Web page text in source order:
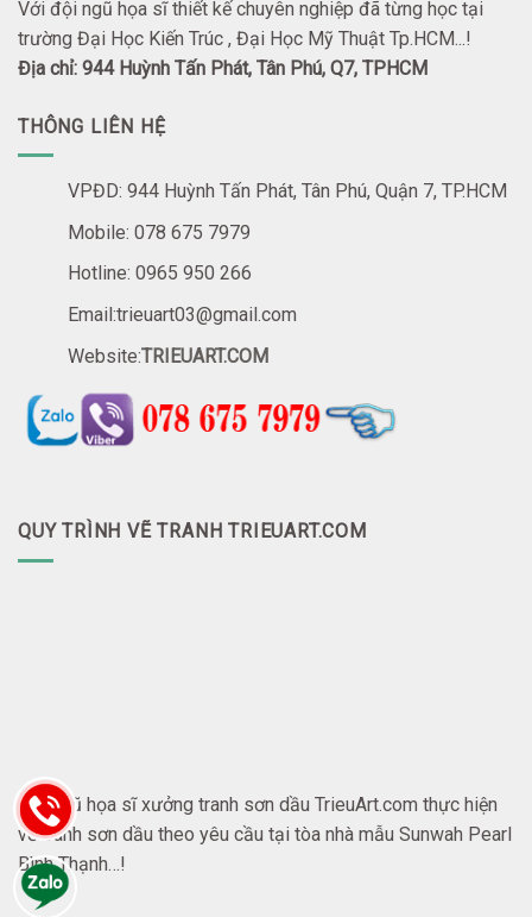
Với đội ngũ họa sĩ thiết kế chuyên nghiệp đã từng học tại
trường Đại Học Kiến Trúc , Đại Học Mỹ Thuật Tp.HCM...!
Địa chỉ: 944 Huỳnh Tấn Phát, Tân Phú, Q7, TPHCM
THÔNG LIÊN HỆ
VPĐD: 944 Huỳnh Tấn Phát, Tân Phú, Quận 7, TP.HCM
Mobile: 078 675 7979
Hotline: 0965 950 266
Email:trieuart03@gmail.com
Website:TRIEUART.COM
QUY TRÌNH VẼ TRANH TRIEUART.COM
Đội ngũ họa sĩ xưởng tranh sơn dầu TrieuArt.com thực hiện
vẽ tranh sơn dầu theo yêu cầu tại tòa nhà mẫu Sunwah Pearl
Bình Thạnh…!